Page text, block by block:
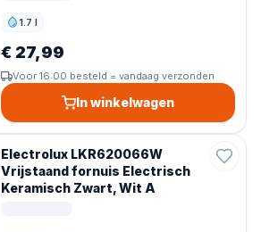
1.7 l
Inhoud
€ 27,99
Voor 16:00 besteld = vandaag verzonden
In winkelwagen
Electrolux LKR620066W
Vrijstaand fornuis Electrisch
Keramisch Zwart, Wit A